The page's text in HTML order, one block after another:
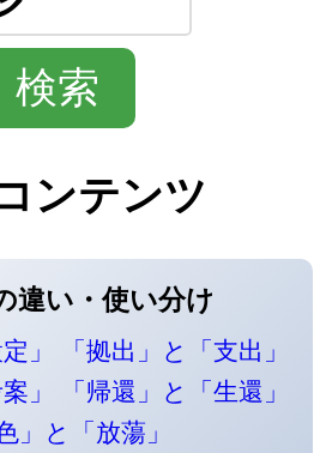
ンテンツ
違い・使い分け
」
「拠出」と「支出」
」
「帰還」と「生還」
」と「放蕩」